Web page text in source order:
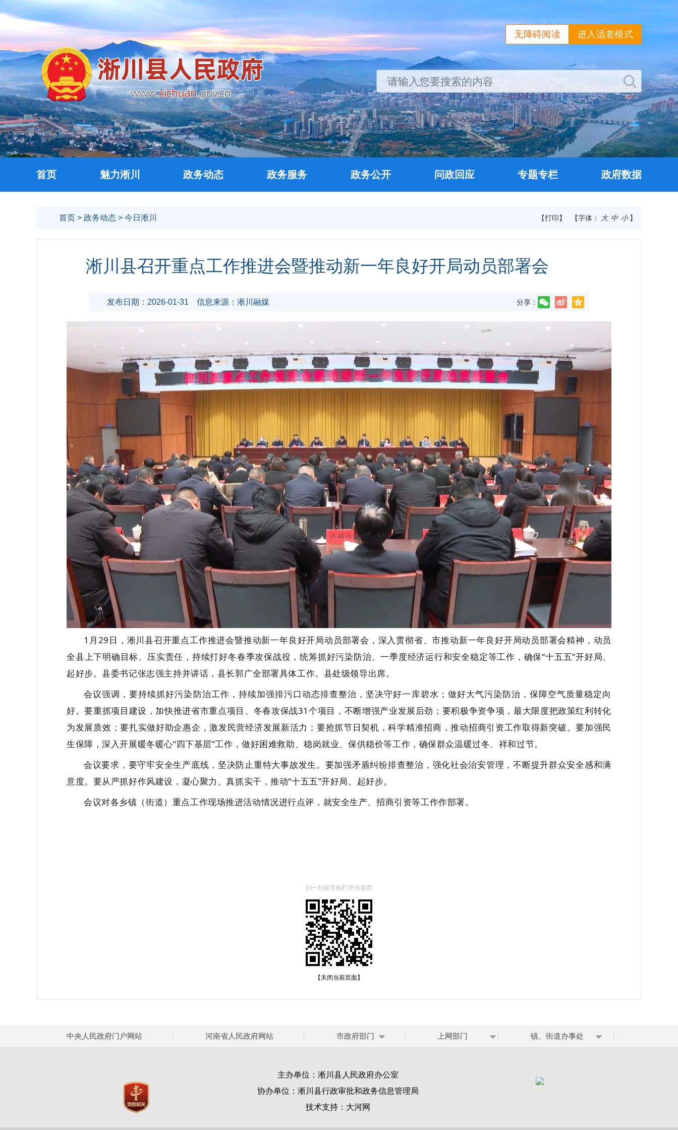
进入适老模式
无障碍阅读
首页 魅力淅川 政务动态 政务服务 政务公开 问政回应 专题专栏 政府数据
首页 > 政务动态 > 今日淅川 【打印】 【字体： 大 中 小 】
淅川县召开重点工作推进会暨推动新一年良好开局动员部署会
发布日期：2026-01-31 信息来源：淅川融媒 分享：
1 月 29日，淅川县召开重点工作推进会暨推动新一年良好开局动员部署会，深入贯彻省、市推动新一年良好开局动员部署会精神，动员
全县上下明确目标、压实责任，持续打好冬春季攻保战役，统筹抓好污染防治、一季度经济运行和安全稳定等工作，确保“十五五”开好局、
起好步。县委书记张志强主持并讲话，县长郭广全部署具体工作。县处级领导出席。
会议强调，要持续抓好污染防治工作，持续加强排污口动态排查整治，坚决守好一库碧水；做好大气污染防治，保障空气质量稳定向
好。要重抓项目建设，加快推进省市重点项目、冬春攻保战31 个项目，不断增强产业发展后劲；要积极争资争项，最大限度把政策红利转化
为发展质效；要扎实做好助企惠企，激发民营经济发展新活力；要抢抓节日契机，科学精准招商，推动招商引资工作取得新突破。要加强民
生保障，深入开展暖冬暖心“四下基层”工作，做好困难救助、稳岗就业、保供稳价等工作，确保群众温暖过冬、祥和过节。
会议要求，要守牢安全生产底线，坚决防止重特大事故发生。要加强矛盾纠纷排查整治，强化社会治安管理，不断提升群众安全感和满
意度。要从严抓好作风建设，凝心聚力、真抓实干，推动“十五五”开好局、起好步。
会议对各乡镇（街道）重点工作现场推进活动情况进行点评，就安全生产、招商引资等工作作部署。
扫一扫在手机打开当前页
【关闭当前页面】
中央人民政府门户网站 河南省人民政府网站 市政府部门 上网部门 镇、街道办事处
主办单位：淅川县人民政府办公室
协办单位：淅川县行政审批和政务信息管理局
技术支持： 大河网